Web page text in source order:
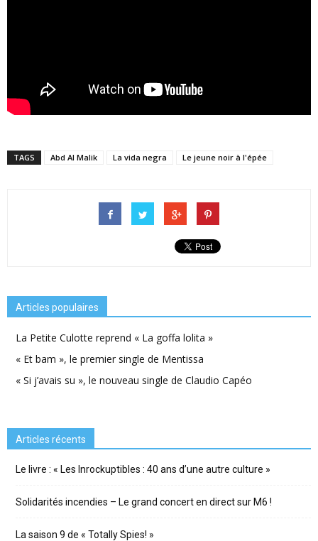
TAGS Abd Al Malik La vida negra Le jeune noir à l'épée
Articles populaires
La Petite Culotte reprend « La goffa lolita »
« Et bam », le premier single de Mentissa
« Si j’avais su », le nouveau single de Claudio Capéo
Articles récents
Le livre : « Les Inrockuptibles : 40 ans d’une autre culture »
Solidarités incendies – Le grand concert en direct sur M6 !
La saison 9 de « Totally Spies! »